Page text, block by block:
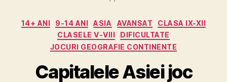
Categorii
14+ ANI 9-14 ANI ASIA AVANSAT
CLASA IX-XII
CLASELE V-VIII
DIFICULTATE
JOCURI GEOGRAFIE CONTINENTE
Capitalele Asiei joc